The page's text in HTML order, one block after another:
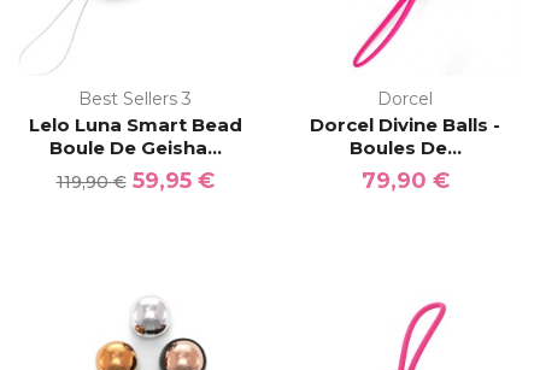
Best Sellers 3
Lelo Luna Smart Bead
Boule De Geisha...
119,90 € 59,95 €
Dorcel
Dorcel Divine Balls -
Boules De...
79,90 €